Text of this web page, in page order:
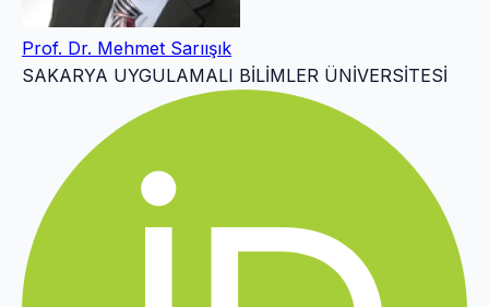
Prof. Dr. Mehmet Sarıışık
SAKARYA UYGULAMALI BİLİMLER ÜNİVERSİTESİ